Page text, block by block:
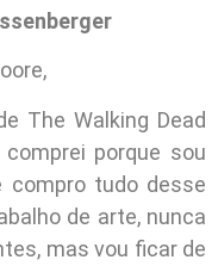
The Walking Dead
porque sou
compro tudo desse
de arte, nunca
mas vou ficar de